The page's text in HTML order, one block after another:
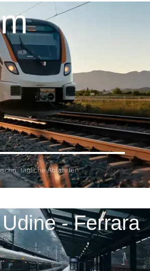
tägliche Abfahrten:
- Ferrara